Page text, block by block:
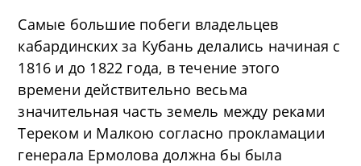
Самые большие побеги владельцев
кабардинских за Кубань делались начиная с
1816 и до 1822 года, в течение этого
времени действительно весьма
значительная часть земель между реками
Тереком и Малкою согласно прокламации
генерала Ермолова должна бы была